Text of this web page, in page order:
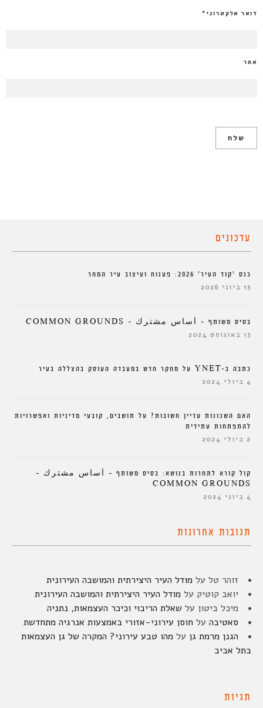
דואר אלקטרוני *
אתר
עדכונים
כנס ‘קוד העיר’ 2026: פענוח ועיצוב עיר המחר
15 ביוני 2026
בסיס משותף – أساس مشترك – COMMON GROUNDS
13 באוגוסט 2024
כתבה ב-YNET על מחקר חדש במעבדה העוסק בהצללה בעיר
4 ביולי 2024
האם השכונות עדיין חשובות? על תושבים, קובעי מדיניות ואפשרויות
להתפתחות עתידית
2 ביולי 2024
קול קורא לתחרות בנושא: בסיס משותף – أساس مشترك –
COMMON GROUNDS
4 ביוני 2024
תגובות אחרונות
זוהר טל על מודל העיר היצירתית והמושבה העירונית
יואב קוטיק על מודל העיר היצירתית והמושבה העירונית
מיכל ביטון על שאלת הריבוי וכיכר העצמאות, נתניה
סאטיבה על חוסן עירוני-אזורי באמצעות אנרגיה מתחדשת
הגנן מרמת גן על מהו טבע עירוני? המקרה של גן העצמאות
בתל אביב
תגיות